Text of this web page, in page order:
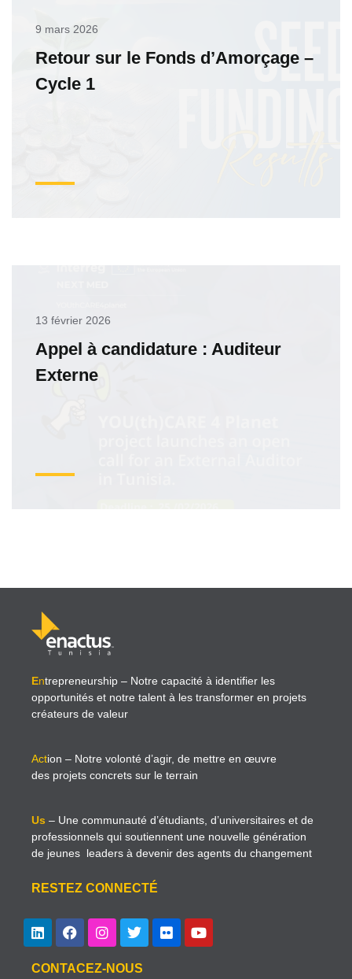
9 mars 2026
Retour sur le Fonds d’Amorçage –
Cycle 1
13 février 2026
Appel à candidature : Auditeur
Externe
Entrepreneurship – Notre capacité à identifier les
opportunités et notre talent à les transformer en projets
créateurs de valeur
Action – Notre volonté d’agir, de mettre en œuvre
des projets concrets sur le terrain
Us – Une communauté d’étudiants, d’universitaires et de
professionnels qui soutiennent une nouvelle génération
de jeunes leaders à devenir des agents du changement
RESTEZ CONNECTÉ
CONTACEZ-NOUS